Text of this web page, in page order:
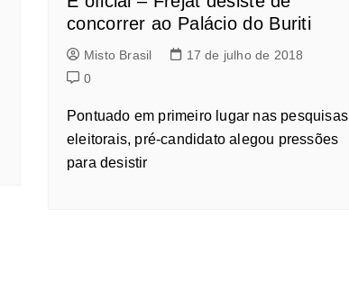
concorrer ao Palácio do Buriti
Misto Brasil
17 de julho de 2018
0
Pontuado em primeiro lugar nas pesquisas
eleitorais, pré-candidato alegou pressões
para desistir